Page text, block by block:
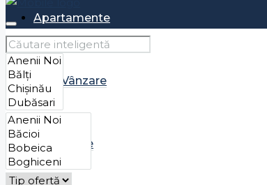
Apartamente
Vânzare
Chirie